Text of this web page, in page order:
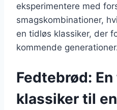
eksperimentere med
smagskombinationer,
en tidløs klassiker, der
kommende
Fedtebrød:
klassiker til